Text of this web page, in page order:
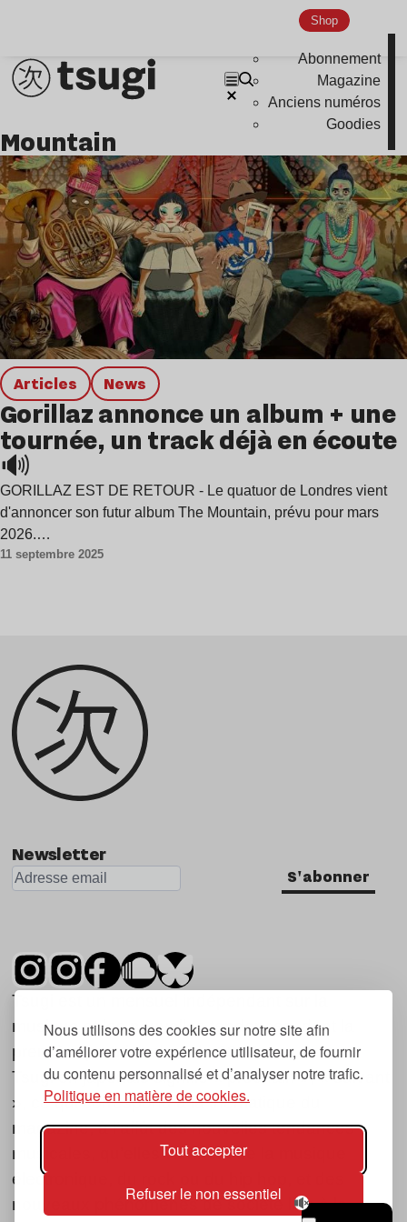
Nous utilisons des cookies sur notre site afin
d’améliorer votre expérience utilisateur, de fournir
du contenu personnalisé et d’analyser notre trafic.
Politique en matière de cookies.
Tout accepter
Refuser le non essentiel
Shop
Abonnement
Magazine
Anciens numéros
Goodies
Indie
mountain
Articles news
Gorillaz annonce un album + une
tournée, un track déjà en écoute
🔊
GORILLAZ EST DE RETOUR - Le quatuor de Londres vient
d'annoncer son futur album The Mountain, prévu pour mars
2026.…
11 septembre 2025
Newsletter
S'abonner
Tsugi est un mensuel indépendant sur la
musique et les nouvelles tendances, dont la
première parution date de 2007.
Tsugi en japonais signifie « prochain », « suivant
», ce qui correspond à la thématique du
magazine, à l’affût des nouvelles tendances
musicales, qu’elles viennent de la musique
électronique, du rock ou du hip hop, et des
nouveaux phénomènes de société liés à la